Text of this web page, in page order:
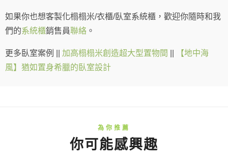
如果你也想客製化榻榻米/衣櫃/臥室系統櫃，歡迎你隨時和我
們的系統櫃銷售員聯絡 。
更多臥室案例 || 加高榻榻米創造超大型置物間
【地中海
風】猶如置身希臘的臥室設計
你可能感興趣